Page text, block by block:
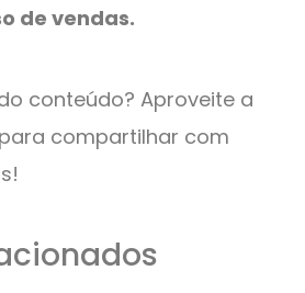
de vendas.
conteúdo? Aproveite a
compartilhar com